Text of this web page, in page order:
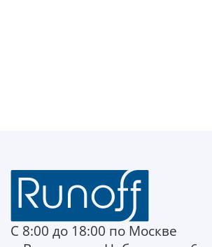
С 8:00 до 18:00 по Москве